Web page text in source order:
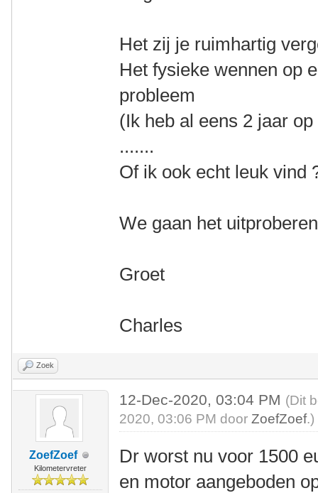
Het zij je ruimhartig
Het fysieke wennen op
probleem
(Ik heb al eens 2 jaar
.......
Of ik ook echt leuk vind
We gaan het uitproberen
Groet
Charles
Zoek
ZoefZoef
Kilometervreter
12-Dec-2020, 03:04 PM (Dit
2020, 03:06 PM doorZoefZoef.)
Dr worst nu voor 1500
en motor aangeboden